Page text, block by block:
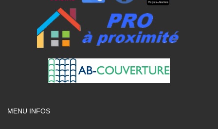
MENU INFOS